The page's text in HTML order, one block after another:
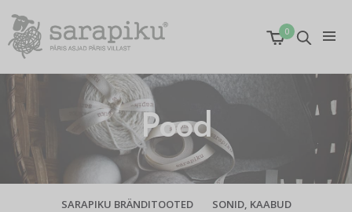
0
Pood
SARAPIKU BRÄNDITOOTED
SONID, KAABUD